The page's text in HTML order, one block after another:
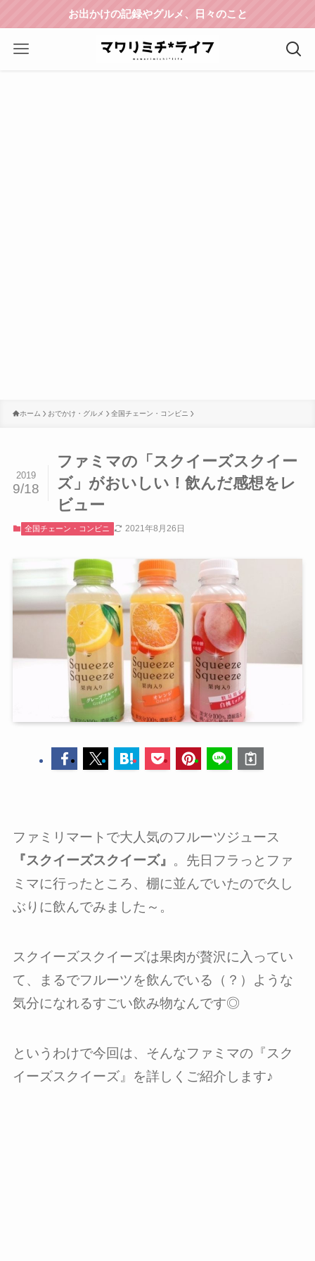
お出かけの記録やグルメ、日々のこと
ホーム おでかけ・グルメ 全国チェーン・コンビニ
ファミマの「スクイーズスクイー
ズ」がおいしい！飲んだ感想をレ
ビュー
2019
9/18
全国チェーン・コンビニ 2021年8月26日
ファミリマートで大人気のフルーツジュース
『スクイーズスクイーズ』 。先日フラっとファ
ミマに行ったところ、棚に並んでいたので久し
ぶりに飲んでみました～。
スクイーズスクイーズは果肉が贅沢に入ってい
て、まるでフルーツを飲んでいる（？）ような
気分になれるすごい飲み物なんです◎
というわけで今回は、そんなファミマの『スク
イーズスクイーズ』を詳しくご紹介します♪